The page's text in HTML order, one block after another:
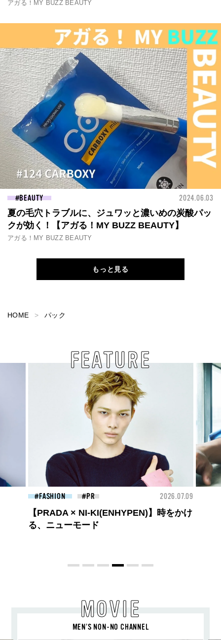
アガる！MY BUZZ BEAUTY
BEAUTY 2024.06.03
夏の毛穴トラブルに、ジュワッと濃いめの炭酸パッ
クが効く！【アガる！MY BUZZ BEAUTY】
アガる！MY BUZZ BEAUTY
もっと見る
HOME パック
FEATURE
BEAUTY 2026.07.27
大胆不敵で、どこまでも自由。
BALLISTIK BOYZ 砂田将宏がまとう
MOVIE
MEN’S NON-NO CHANNEL